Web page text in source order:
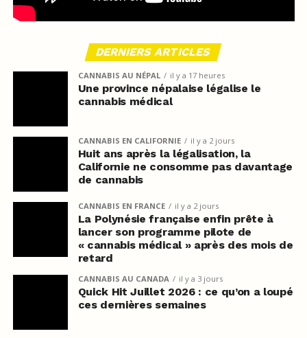
DERNIERS ARTICLES
CANNABIS AU NÉPAL il y a 17 heures
Une province népalaise légalise le
cannabis médical
CANNABIS EN CALIFORNIE il y a 2 jours
Huit ans après la légalisation, la
Californie ne consomme pas davantage
de cannabis
CANNABIS EN FRANCE il y a 2 jours
La Polynésie française enfin prête à
lancer son programme pilote de
« cannabis médical » après des mois de
retard
CANNABIS AU CANADA il y a 3 jours
Quick Hit Juillet 2026 : ce qu’on a loupé
ces dernières semaines